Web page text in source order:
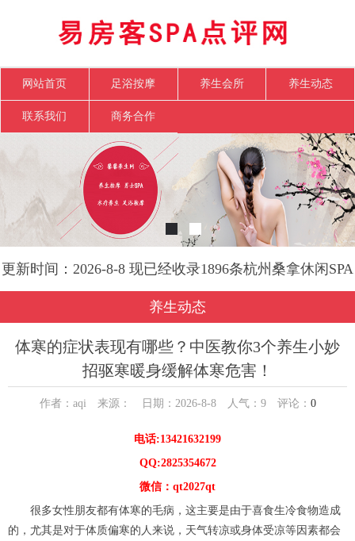
网站首页 足浴按摩 养生会所 养生动态
联系我们 商务合作
更新时间：2026-8-8 现已经收录1896条杭州桑拿休闲SPA
会所-易房客SPA点评网信息
养生动态
体寒的症状表现有哪些？中医教你3个养生小妙
招驱寒暖身缓解体寒危害！
作者：aqi 来源： 日期：2026-8-8 人气： 9评论： 0
电话:13421632199
QQ:2825354672
微信：qt2027qt
很多女性朋友都有体寒的毛病，这主要是由于喜食生冷食物造成
的，尤其是对于体质偏寒的人来说，天气转凉或身体受凉等因素都会